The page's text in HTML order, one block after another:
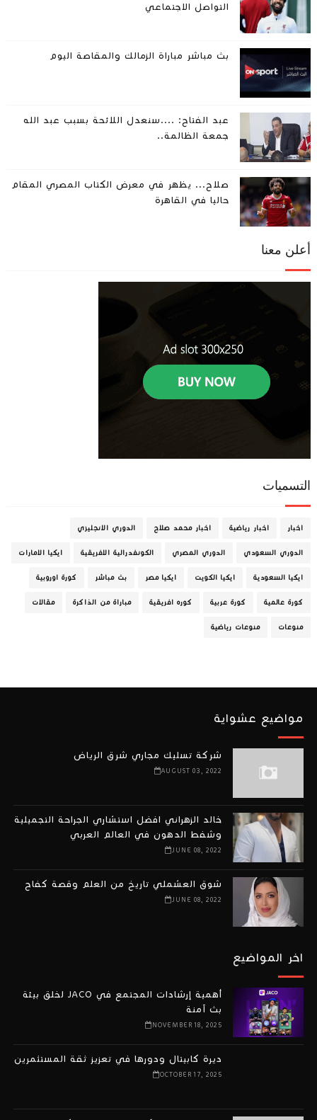
التواصل الاجتماعي
بث مباشر مباراة الزمالك والمقاصة اليوم
عبد الفتاح: ....سنعدل اللائحة بسبب عبد الله
جمعة الظالمة..
صلاح... يظهر في معرض الكتاب المصري المقام
حاليا في القاهرة
أعلن معنا
التسميات
اخبار اخبار رياضية اخبار محمد صلاح الدوري الانجليزي
الدوري السعودي الدوري المصري الكونفدرالية الافريقية ايكيا الامارات
ايكيا السعودية ايكيا الكويت ايكيا مصر بث مباشر كورة اوروبية
كورة عالمية كورة عربية كوره افريقية مباراة من الذاكرة مقالات
منوعات منوعات رياضية
مواضيع عشواية
شركة تسليك مجاري شرق الرياض
AUGUST 03, 2022
خالد الزهراني افضل استشاري الجراحة التجميلية
وشفط الدهون في العالم العربي
JUNE 08, 2022
شوق العشملي تاريخ من العلم وقصة كفاح
JUNE 08, 2022
اخر المواضيع
أهمية إرشادات المجتمع في JACO لخلق بيئة
بث آمنة
NOVEMBER 18, 2025
ديرة كابيتال ودورها في تعزيز ثقة المستثمرين
OCTOBER 17, 2025